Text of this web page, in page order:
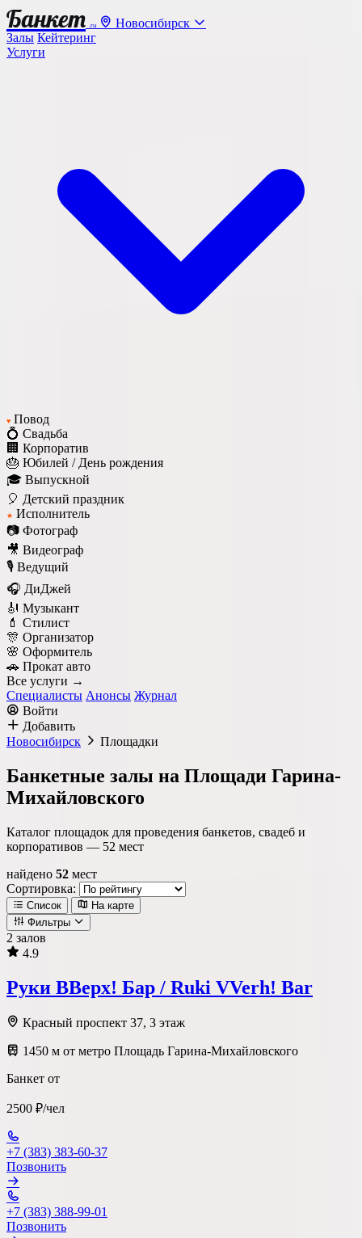
Банкет .ru
Новосибирск
Залы Кейтеринг
Услуги
♥ Повод
💍 Свадьба
🏢 Корпоратив
🎂 Юбилей / День рождения
🎓 Выпускной
🎈 Детский праздник
★ Исполнитель
📷 Фотограф
🎥 Видеограф
🎙️ Ведущий
🎧 ДиДжей
🎻 Музыкант
💄 Стилист
🎊 Организатор
🌸 Оформитель
🚗 Прокат авто
Все услуги →
Специалисты Анонсы Журнал
Войти
Добавить
Новосибирск
Площадки
Банкетные залы на Площади Гарина-
Михайловского
Каталог площадок для проведения банкетов, свадеб и
корпоративов — 52 мест
найдено 52 мест
Сортировка:
Список
На карте
Фильтры
Локация
Метро Район Округ
Тип площадки
Банкетный зал
Лофт
Веранда / Шатер
2 залов
4.9
Руки ВВерх! Бар / Ruki VVerh! Bar
Красный проспект 37, 3 этаж
1450 м от метро Площадь Гарина-Михайловского
Банкет от
2500 ₽/чел
+7 (383) 383-60-37
Позвонить
+7 (383) 388-99-01
Позвонить